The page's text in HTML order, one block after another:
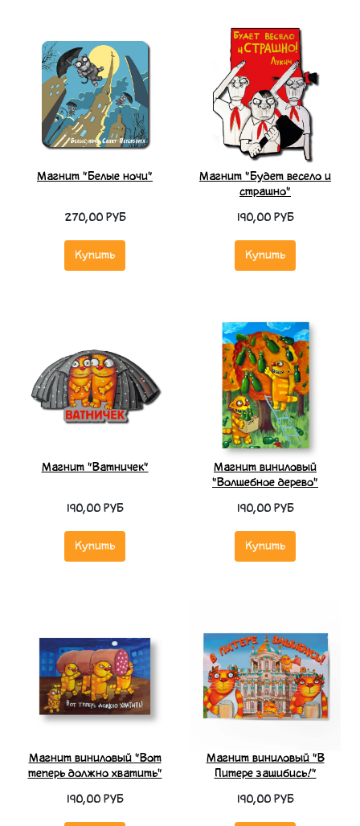
Магнит "Белые ночи"
270,00 РУБ
Купить
Магнит "Будет весело и
страшно"
190,00 РУБ
Купить
Магнит "Ватничек"
190,00 РУБ
Купить
Магнит виниловый
"Волшебное дерево"
190,00 РУБ
Купить
Магнит виниловый "Вот
теперь должно хватить"
190,00 РУБ
Магнит виниловый "В
Питере зашибись!"
190,00 РУБ